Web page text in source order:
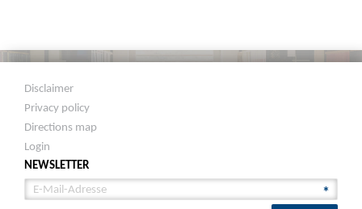
Disclaimer
Privacy policy
Directions map
Login
NEWSLETTER